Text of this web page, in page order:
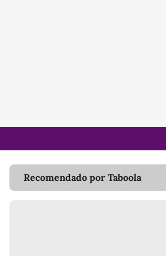
Recomendado por Taboola